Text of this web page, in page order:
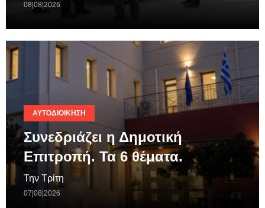
08|08|2026
ΑΥΤΟΔΙΟΊΚΗΣΗ
Συνεδριάζει η Δημοτική
Επιτροπή. Τα 6 θέματα.
Την Τρίτη
07|08|2026